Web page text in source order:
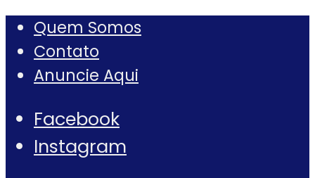
Quem Somos
Contato
Anuncie Aqui
Facebook
Instagram